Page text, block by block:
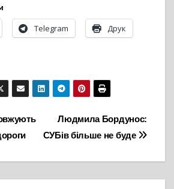
Telegram Друк
Людмила Бордунос:
СУБів більше не буде